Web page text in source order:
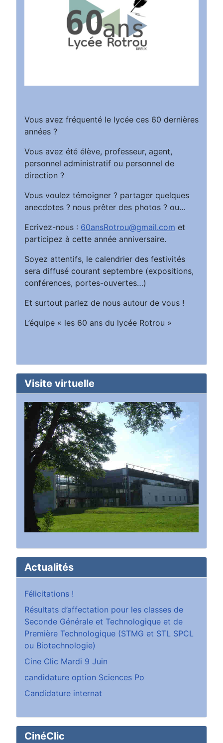
Vous avez fréquenté le lycée ces 60 dernières
années ?
Vous avez été élève, professeur, agent,
personnel administratif ou personnel de
direction ?
Vous voulez témoigner ? partager quelques
anecdotes ? nous prêter des photos ? ou…
Ecrivez-nous : 60ansRotrou@gmail.com et
participez à cette année anniversaire.
Soyez attentifs, le calendrier des festivités
sera diffusé courant septembre (expositions,
conférences, portes-ouvertes…)
Et surtout parlez de nous autour de vous !
L’équipe « les 60 ans du lycée Rotrou »
Visite virtuelle
Actualités
Félicitations !
Résultats d’affectation pour les classes de
Seconde Générale et Technologique et de
Première Technologique (STMG et STL SPCL
ou Biotechnologie)
Cine Clic Mardi 9 Juin
candidature option Sciences Po
Candidature internat
CinéClic